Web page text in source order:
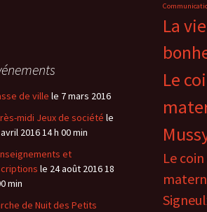
La
Le
Le
de ville le 7 mars 2016
midi Jeux de société le
2016 14 h 00 min
et
le 24 août 2016 18
min
de Nuit des Petits